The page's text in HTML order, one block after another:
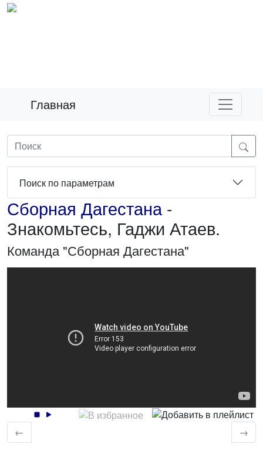
Главная
Поиск по параметрам
Сборная Дагестана-
Знакомьтесь, Гаджи Атаев.
Команда "Сборная Дагестана"
←
→